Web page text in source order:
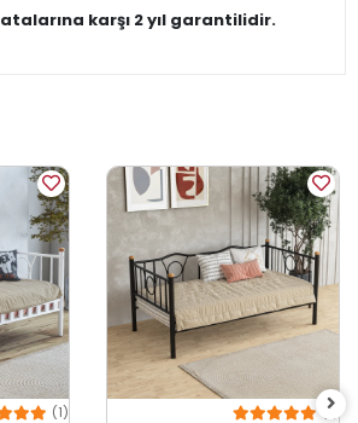
karşı 2 yıl garantilidir.
(1) (1)